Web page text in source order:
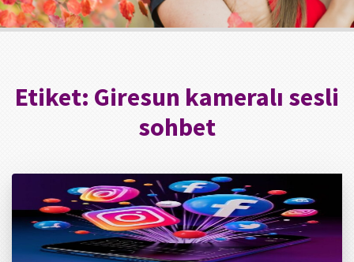
Etiket: Giresun kameralı sesli
sohbet